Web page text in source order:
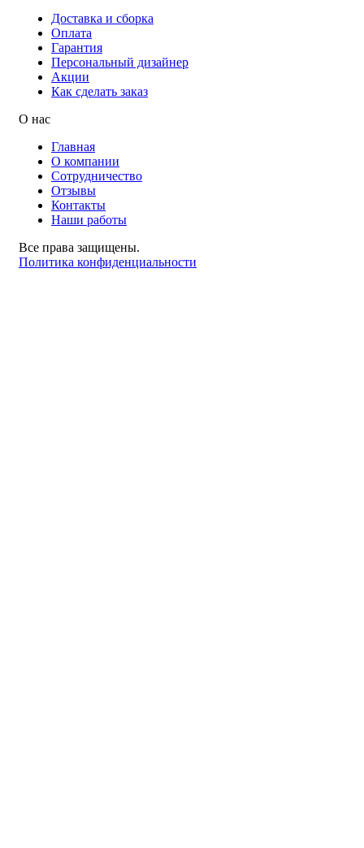
Доставка и сборка
Оплата
Гарантия
Персональный дизайнер
Акции
Как сделать заказ
О нас
Главная
О компании
Сотрудничество
Отзывы
Контакты
Наши работы
Все права защищены.
Политика конфиденциальности